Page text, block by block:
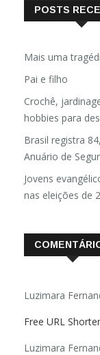
POSTS
Mais uma
Pai e filho
Crochê,
hobbies para
Brasil registra
Anuário de
Jovens
nas eleições de
Luzimara
Free URL
Luzimara